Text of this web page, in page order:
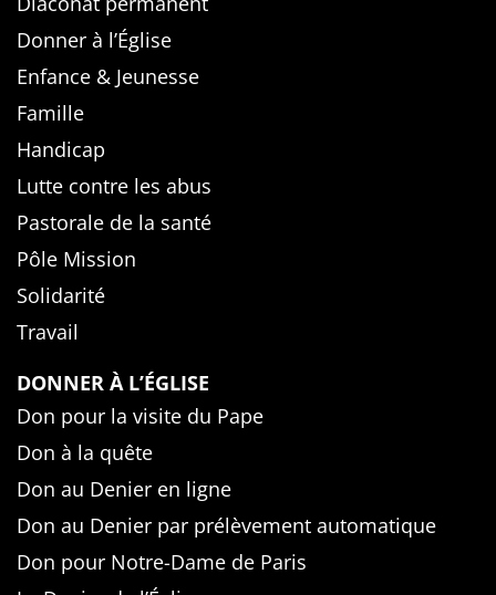
Donner à l’Église
Enfance & Jeunesse
Famille
Handicap
Lutte contre les abus
Pastorale de la santé
Pôle Mission
Solidarité
Travail
DONNER À L’ÉGLISE
Don pour la visite du Pape
Don à la quête
Don au Denier en ligne
Don au Denier par prélèvement automatique
Don pour Notre-Dame de Paris